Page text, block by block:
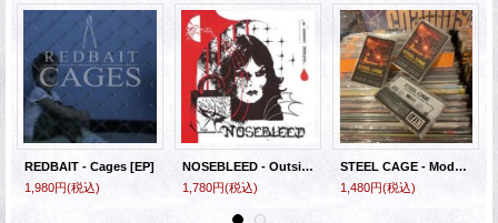
REDBAIT - Cages [EP]
1,980円(税込)
NOSEBLEED - Outside Looking In [EP]
1,780円(税込)
STEEL CAGE - Modern Hellscape [CASSETTE]
1,480円(税込)